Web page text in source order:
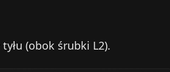
(obok śrubki L2).